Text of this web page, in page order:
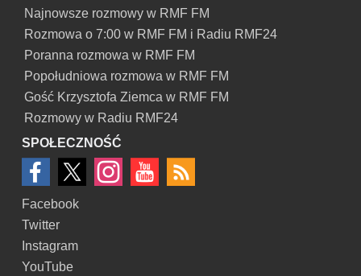
Najnowsze rozmowy w RMF FM
Rozmowa o 7:00 w RMF FM i Radiu RMF24
Poranna rozmowa w RMF FM
Popołudniowa rozmowa w RMF FM
Gość Krzysztofa Ziemca w RMF FM
Rozmowy w Radiu RMF24
SPOŁECZNOŚĆ
Facebook
Twitter
Instagram
YouTube